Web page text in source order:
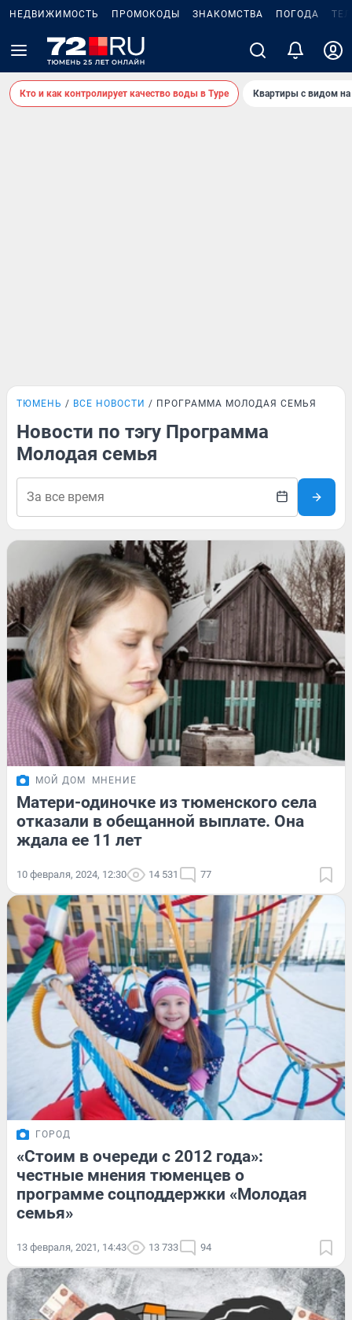
НЕДВИЖИМОСТЬ ПРОМОКОДЫ ЗНАКОМСТВА ПОГОДА
Кто и как контролирует качество воды в Туре Квартиры с видом на
ТЮМЕНЬ ВСЕ НОВОСТИ ПРОГРАММА МОЛОДАЯ СЕМЬЯ
Новости по тэгу Программа
Молодая семья
МОЙ ДОМ МНЕНИЕ
Матери-одиночке из тюменского села
отказали в обещанной выплате. Она
ждала ее 11 лет
10 февраля, 2024, 12:30 14 531 77
ГОРОД
«Стоим в очереди с 2012 года»:
честные мнения тюменцев о
программе соцподдержки «Молодая
семья»
13 февраля, 2021, 14:43 13 733 94